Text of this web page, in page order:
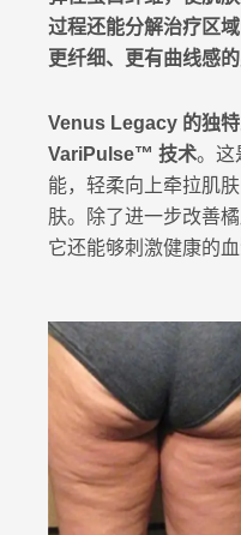
过程还能分解治疗区
更纤细、更有曲线感
Venus Legacy 的独
VariPulse™ 技术。这
能，轻柔向上牵拉肌
肤。除了进一步改善
它还能够刺激健康的血